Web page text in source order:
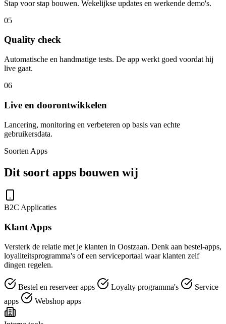
Stap voor stap bouwen. Wekelijkse updates en werkende demo's.
05
Quality check
Automatische en handmatige tests. De app werkt goed voordat hij
live gaat.
06
Live en doorontwikkelen
Lancering, monitoring en verbeteren op basis van echte
gebruikersdata.
Soorten Apps
Dit soort apps bouwen wij
B2C Applicaties
Klant Apps
Versterk de relatie met je klanten in Oostzaan. Denk aan bestel-apps,
loyaliteitsprogramma's of een serviceportaal waar klanten zelf
dingen regelen.
Bestel en reserveer apps Loyalty programma's
Service
apps
Webshop apps